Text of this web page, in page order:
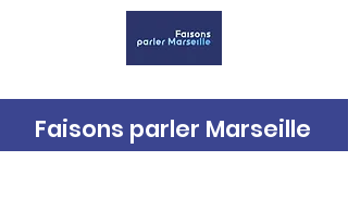
Faisons parler Marseille